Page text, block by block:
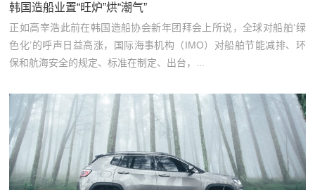
韩国造船业置“旺炉”烘“潮气”
正如高宰浩此前在韩国造船协会新年团拜会上所说，全球对船舶‘绿
色化’的呼声日益高涨，国际海事机构（IMO）对船舶节能减排、环
保和航海安全的规定、标准在制定、出台，...